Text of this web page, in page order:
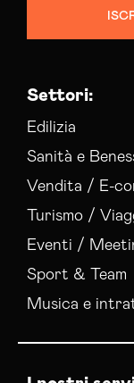
Settori:
Edilizia
Sanità e
Vendita / E-
Turismo /
Eventi /
Sport & Team
Musica e